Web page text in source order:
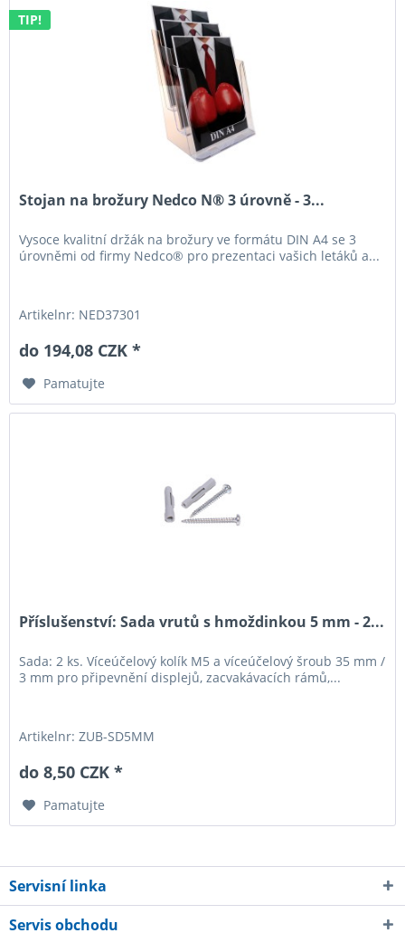
TIP!
Stojan na brožury Nedco N® 3 úrovně - 3...
Vysoce kvalitní držák na brožury ve formátu DIN A4 se 3
úrovněmi od firmy Nedco® pro prezentaci vašich letáků a...
Artikelnr: NED37301
do 194,08 CZK *
Pamatujte
Příslušenství: Sada vrutů s hmoždinkou 5 mm - 2...
Sada: 2 ks. Víceúčelový kolík M5 a víceúčelový šroub 35 mm /
3 mm pro připevnění displejů, zacvakávacích rámů,...
Artikelnr: ZUB-SD5MM
do 8,50 CZK *
Pamatujte
Servisní linka
Servis obchodu